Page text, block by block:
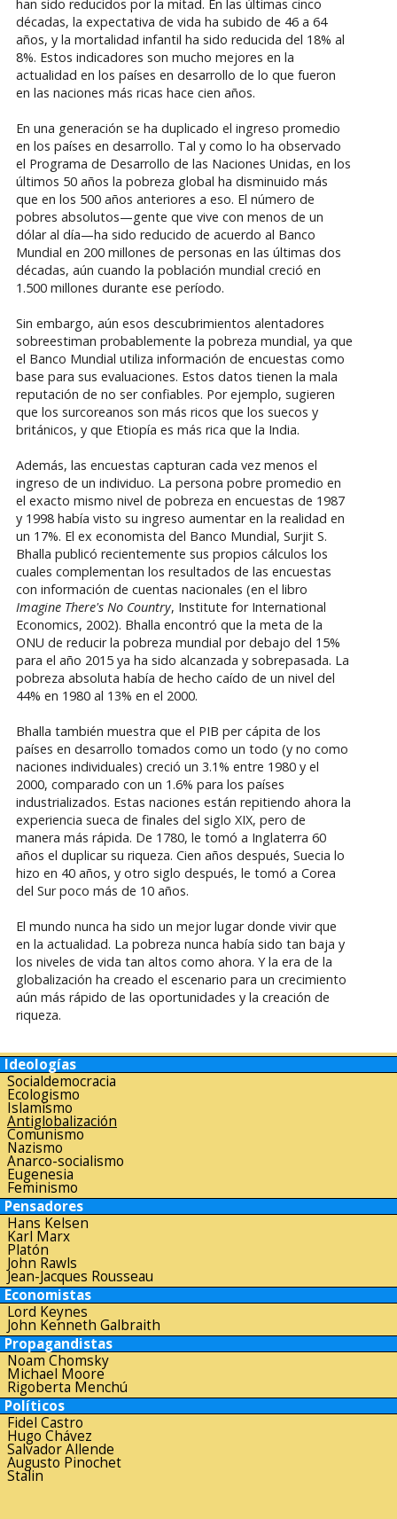
han sido reducidos por la mitad. En las últimas cinco
décadas, la expectativa de vida ha subido de 46 a 64
años, y la mortalidad infantil ha sido reducida del 18% al
8%. Estos indicadores son mucho mejores en la
actualidad en los países en desarrollo de lo que fueron
en las naciones más ricas hace cien años.
En una generación se ha duplicado el ingreso promedio
en los países en desarrollo. Tal y como lo ha observado
el Programa de Desarrollo de las Naciones Unidas, en los
últimos 50 años la pobreza global ha disminuido más
que en los 500 años anteriores a eso. El número de
pobres absolutos—gente que vive con menos de un
dólar al día—ha sido reducido de acuerdo al Banco
Mundial en 200 millones de personas en las últimas dos
décadas, aún cuando la población mundial creció en
1.500 millones durante ese período.
Sin embargo, aún esos descubrimientos alentadores
sobreestiman probablemente la pobreza mundial, ya que
el Banco Mundial utiliza información de encuestas como
base para sus evaluaciones. Estos datos tienen la mala
reputación de no ser confiables. Por ejemplo, sugieren
que los surcoreanos son más ricos que los suecos y
británicos, y que Etiopía es más rica que la India.
Además, las encuestas capturan cada vez menos el
ingreso de un individuo. La persona pobre promedio en
el exacto mismo nivel de pobreza en encuestas de 1987
y 1998 había visto su ingreso aumentar en la realidad en
un 17%. El ex economista del Banco Mundial, Surjit S.
Bhalla publicó recientemente sus propios cálculos los
cuales complementan los resultados de las encuestas
con información de cuentas nacionales (en el libro
Imagine There's No Country, Institute for International
Economics, 2002). Bhalla encontró que la meta de la
ONU de reducir la pobreza mundial por debajo del 15%
para el año 2015 ya ha sido alcanzada y sobrepasada. La
pobreza absoluta había de hecho caído de un nivel del
44% en 1980 al 13% en el 2000.
Bhalla también muestra que el PIB per cápita de los
países en desarrollo tomados como un todo (y no como
naciones individuales) creció un 3.1% entre 1980 y el
2000, comparado con un 1.6% para los países
industrializados. Estas naciones están repitiendo ahora la
experiencia sueca de finales del siglo XIX, pero de
manera más rápida. De 1780, le tomó a Inglaterra 60
años el duplicar su riqueza. Cien años después, Suecia lo
hizo en 40 años, y otro siglo después, le tomó a Corea
del Sur poco más de 10 años.
El mundo nunca ha sido un mejor lugar donde vivir que
en la actualidad. La pobreza nunca había sido tan baja y
los niveles de vida tan altos como ahora. Y la era de la
globalización ha creado el escenario para un crecimiento
aún más rápido de las oportunidades y la creación de
riqueza.
Ideologías
Socialdemocracia
Ecologismo
Islamismo
Antiglobalización
Comunismo
Nazismo
Anarco-socialismo
Eugenesia
Feminismo
Pensadores
Hans Kelsen
Karl Marx
Platón
John Rawls
Jean-Jacques Rousseau
Economistas
Lord Keynes
John Kenneth Galbraith
Propagandistas
Noam Chomsky
Michael Moore
Rigoberta Menchú
Políticos
Fidel Castro
Hugo Chávez
Salvador Allende
Augusto Pinochet
Stalin